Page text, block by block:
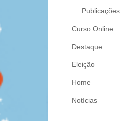
Publicações
Curso Online
Destaque
Eleição
Home
Notícias